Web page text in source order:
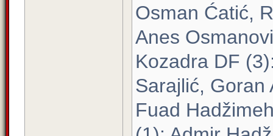
Osman Ćatić,
Anes
Kozadra DF
Sarajlić, Goran
Fuad